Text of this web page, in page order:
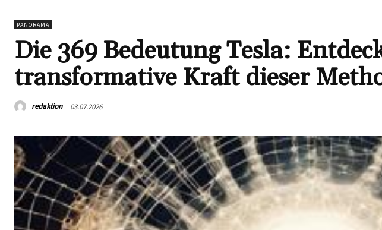
PANORAMA
Die 369 Bedeutung Tesla:
transformative Kraft dieser
redaktion 03.07.2026